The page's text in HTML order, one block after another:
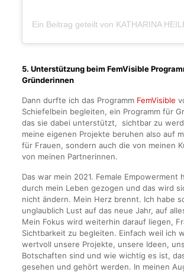
5. Unterstützung beim FemVisible
Gründerinnen
Dann durfte ich das Programm FemVisible
Schiefelbein begleiten, ein Programm für
das sie dabei unterstützt, sichtbar zu
meine eigenen Projekte beruhen also auf
für Frauen, sondern auch die von meinen
von meinen Partnerinnen.
Das war mein 2021. Female Empowerment
durch mein Leben gezogen und das wird
nicht ändern. Mein Herz brennt. Ich habe
unglaublich Lust auf das neue Jahr, auf
Mein Fokus wird weiterhin darauf liegen,
Sichtbarkeit zu begleiten. Einfach weil ich
wertvoll unsere Projekte, unsere Ideen,
Botschaften sind und wie wichtig es ist,
gesehen und gehört werden. In meinen